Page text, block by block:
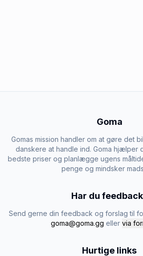
Goma
Gomas mission handler om at gøre det
danskere at handle ind. Goma hjælper
bedste priser og planlægge ugens
penge og mindsker
Har du
Send gerne din feedback og forslag til
goma@goma.gg eller via
Hurtige links